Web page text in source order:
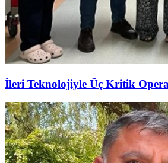
İleri Teknolojiyle Üç Kritik